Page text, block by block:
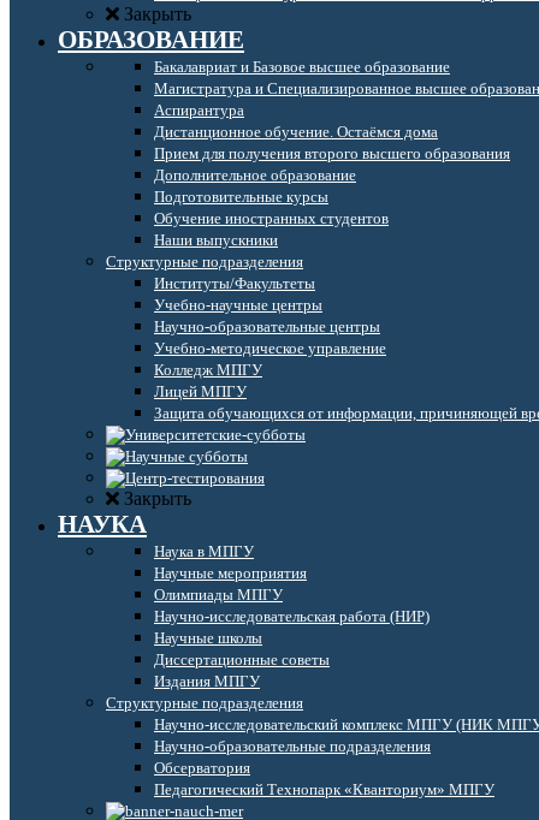
Закрыть
ОБРАЗОВАНИЕ
Бакалавриат и Базовое высшее образование
Магистратура и Специализированное высшее
Аспирантура
Дистанционное обучение. Остаёмся дома
Прием для получения второго высшего образования
Дополнительное образование
Подготовительные курсы
Обучение иностранных студентов
Наши выпускники
Структурные подразделения
Институты/Факультеты
Учебно-научные центры
Научно-образовательные центры
Учебно-методическое управление
Колледж МПГУ
Лицей МПГУ
Защита обучающихся от информации, причиняющей
Закрыть
НАУКА
Наука в МПГУ
Научные мероприятия
Олимпиады МПГУ
Научно-исследовательская работа (НИР)
Научные школы
Диссертационные советы
Издания МПГУ
Структурные подразделения
Научно-исследовательский комплекс МПГУ (НИК
Научно-образовательные подразделения
Обсерватория
Педагогический Технопарк «Кванториум» МПГУ